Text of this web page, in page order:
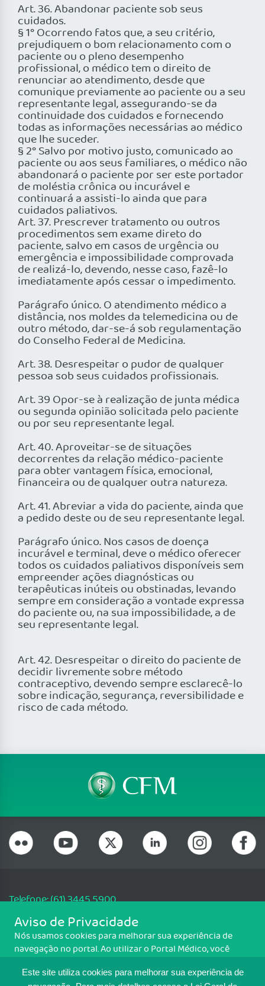
Este site utiliza cookies para melhorar sua experiência de
Art. 36. Abandonar paciente sob seus
cuidados.
§ 1° Ocorrendo fatos que, a seu critério,
prejudiquem o bom relacionamento com o
paciente ou o pleno desempenho
profissional, o médico tem o direito de
renunciar ao atendimento, desde que
comunique previamente ao paciente ou a seu
representante legal, assegurando-se da
continuidade dos cuidados e fornecendo
todas as informações necessárias ao médico
que lhe suceder.
§ 2° Salvo por motivo justo, comunicado ao
paciente ou aos seus familiares, o médico não
abandonará o paciente por ser este portador
de moléstia crônica ou incurável e
continuará a assisti-lo ainda que para
cuidados paliativos.
Art. 37. Prescrever tratamento ou outros
procedimentos sem exame direto do
paciente, salvo em casos de urgência ou
emergência e impossibilidade comprovada
de realizá-lo, devendo, nesse caso, fazê-lo
imediatamente após cessar o impedimento.
Parágrafo único. O atendimento médico a
distância, nos moldes da telemedicina ou de
outro método, dar-se-á sob regulamentação
do Conselho Federal de Medicina.
Art. 38. Desrespeitar o pudor de qualquer
pessoa sob seus cuidados profissionais.
Art. 39 Opor-se à realização de junta médica
ou segunda opinião solicitada pelo paciente
ou por seu representante legal.
Art. 40. Aproveitar-se de situações
decorrentes da relação médico-paciente
para obter vantagem física, emocional,
financeira ou de qualquer outra natureza.
Art. 41. Abreviar a vida do paciente, ainda que
a pedido deste ou de seu representante legal.
Parágrafo único. Nos casos de doença
incurável e terminal, deve o médico oferecer
todos os cuidados paliativos disponíveis sem
empreender ações diagnósticas ou
terapêuticas inúteis ou obstinadas, levando
sempre em consideração a vontade expressa
do paciente ou, na sua impossibilidade, a de
seu representante legal.
Art. 42. Desrespeitar o direito do paciente de
decidir livremente sobre método
contraceptivo, devendo sempre esclarecê-lo
sobre indicação, segurança, reversibilidade e
risco de cada método.
Telefone: (61) 3445 5900
Email: cfm@portalmedico.org.br
SGAS 616, Conjunto D, Lote 115, L2 Sul, Brasília/DF - CEP: 70200-760 -
CNPJ: 33.583.550/0001-30
Aviso de Privacidade
Nós usamos cookies para melhorar sua experiência de
navegação no portal. Ao utilizar o Portal Médico, você
Para ter mais informações sobre como isso é feito, acesse